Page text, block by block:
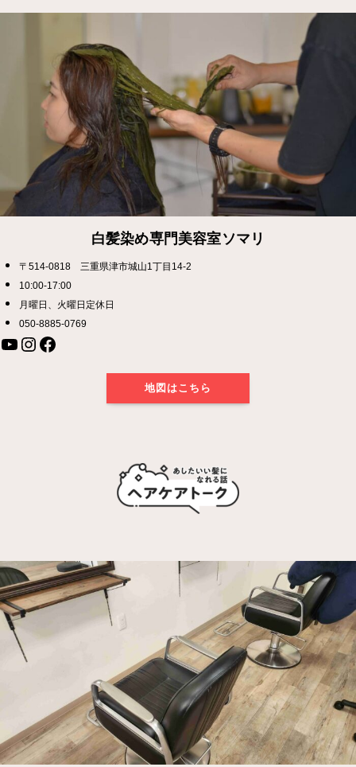
白髪染め専門美容室ソマリ
〒514-0818 三重県津市城山1丁目14-2
10:00-17:00
月曜日、火曜日定休日
050-8885-0769
YouTube Instagram Facebook
地図はこちら